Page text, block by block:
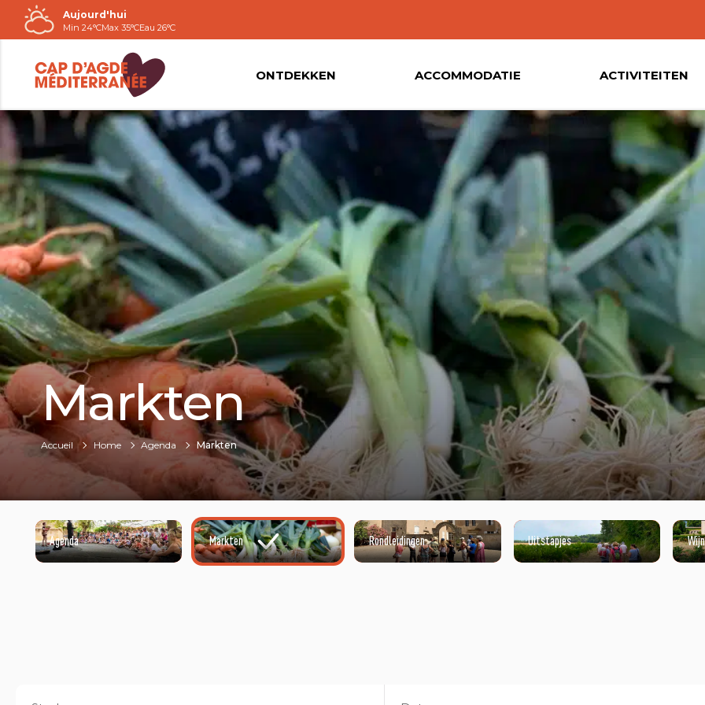
Passer
au
contenu
Aujourd'hui
Min 24°CMax 35°CEau 26°C
ONTDEKKEN ACCOMMODATIE ACTIVITEITEN
Markten
Accueil Home Agenda Markten
Agenda Markten Rondleidingen Uitstapjes